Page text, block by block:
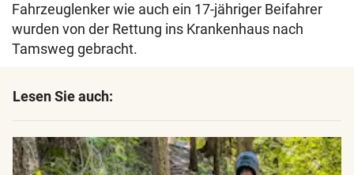
Fahrzeuglenker wie auch ein 17-jähriger Beifahrer
wurden von der Rettung ins Krankenhaus nach
Tamsweg gebracht.
Lesen Sie auch: